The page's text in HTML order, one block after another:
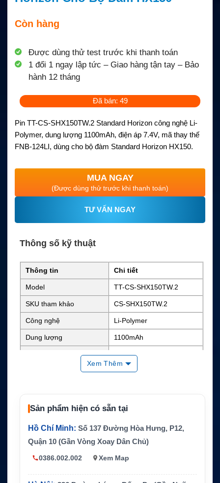
Còn hàng
Được dùng thử test trước khi thanh toán
1 đổi 1 ngay lập tức – Giao hàng tận tay – Bảo
hành 12 tháng
Đã bán: 49
Pin TT-CS-SHX150TW.2 Standard Horizon công nghệ Li-
Polymer, dung lượng 1100mAh, điện áp 7.4V, mã thay thế
FNB-124LI, dùng cho bộ đàm Standard Horizon HX150.
MUA NGAY
(Được dùng thử trước khi thanh toán)
TƯ VẤN NGAY
Thông số kỹ thuật
Thông tin Chi tiết
Model TT-CS-SHX150TW.2
SKU tham khảo CS-SHX150TW.2
Công nghệ Li-Polymer
Dung lượng 1100mAh
Điện áp danh định 7.4V
Khoảng 8.14Wh
Trọng lượng 0.1 lb
Mã pin thay thế FNB-124LI
Thiết bị tương thích Standard Horizon HX150
Hãng sản xuất
h Standard Horizon
Xem Thêm
Sản phẩm hiện có sẵn tại
Hồ Chí Minh: Số 137 Đường Hòa Hưng, P12,
Quận 10 (Gần Vòng Xoay Dân Chủ)
0386.002.002 Xem Map